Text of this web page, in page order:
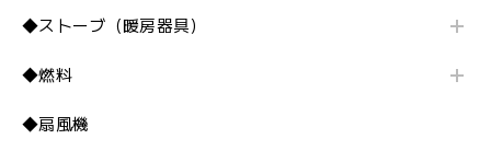
◆ストーブ（暖房器具）
◆燃料
◆扇風機